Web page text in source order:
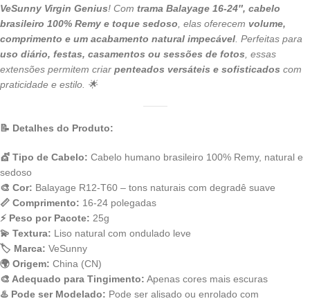
VeSunny Virgin Genius! Com trama Balayage 16-24″, cabelo
brasileiro 100% Remy e toque sedoso, elas oferecem volume,
comprimento e um acabamento natural impecável. Perfeitas para
uso diário, festas, casamentos ou sessões de fotos, essas
extensões permitem criar penteados versáteis e sofisticados com
praticidade e estilo. 🌟
📝 Detalhes do Produto:
💇 Tipo de Cabelo: Cabelo humano brasileiro 100% Remy, natural e
sedoso
🎨 Cor: Balayage R12-T60 – tons naturais com degradê suave
📏 Comprimento: 16-24 polegadas
⚡ Peso por Pacote: 25g
💫 Textura: Liso natural com ondulado leve
🏷 Marca: VeSunny
🌍 Origem: China (CN)
🎨 Adequado para Tingimento: Apenas cores mais escuras
♨️ Pode ser Modelado: Pode ser alisado ou enrolado com